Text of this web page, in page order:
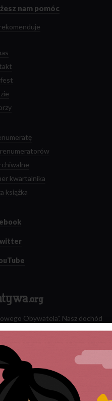
nam pomóc
kwartalnika
książka
Obywatela”. Nasz dochód
· Subskrypcja RSS